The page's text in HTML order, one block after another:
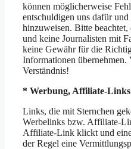
können möglicherweise
entschuldigen uns dafür
hinzuweisen. Bitte
und keine Journalisten mit
keine Gewähr für die
Informationen
Verständnis!
* Werbung, Affiliate-Links
Links, die mit Sternchen
Werbelinks bzw. Affiliate-
Affiliate-Link klickt und
der Regel eine